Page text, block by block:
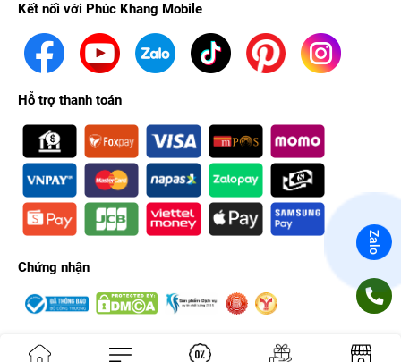
Kết nối với Phúc Khang Mobile
Hỗ trợ thanh toán
Chứng nhận
Zalo